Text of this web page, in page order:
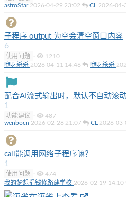
astroStar 2026-04-29 23:02 CL 2026-04-
子程序 output 为空会清空窗口内容
6
使用问题 ·
1210
咿呀杀杀 2026-04-11 14:46 咿呀杀杀
配合AI流式输出时，默认不自动滚
1
功能建议 ·
487
wenbocn 2026-02-28 21:07 CL 2026-
call能调用网络子程序嘛？
1
使用问题 ·
474
我的梦想捐钱修路建学校 2026-02-19 14:10